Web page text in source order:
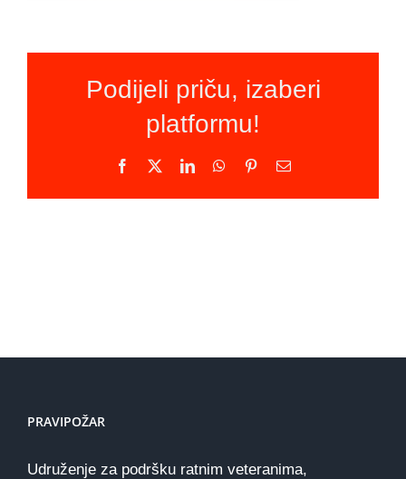
Podijeli priču, izaberi
platformu!
Facebook LinkedInWhatsApp
PinterestEmail
PRAVIPOŽAR
Udruženje za podršku ratnim veteranima,